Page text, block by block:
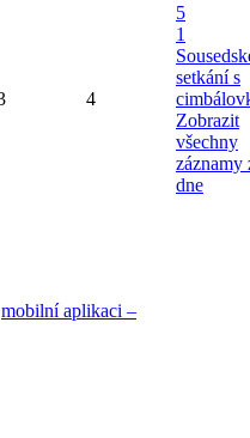
4
5
1
setkání s
Zobrazit
všechny
záznamy
dne
mobilní aplikaci –